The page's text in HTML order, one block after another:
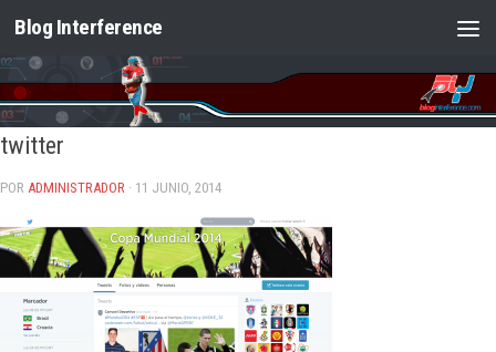
Saltar al contenido
Blog Interference
twitter
POR ADMINISTRADOR · 11 JUNIO, 2014